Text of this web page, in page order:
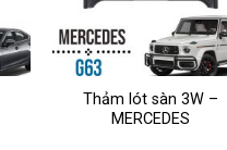
Thảm lót sàn 3W –
MERCEDES